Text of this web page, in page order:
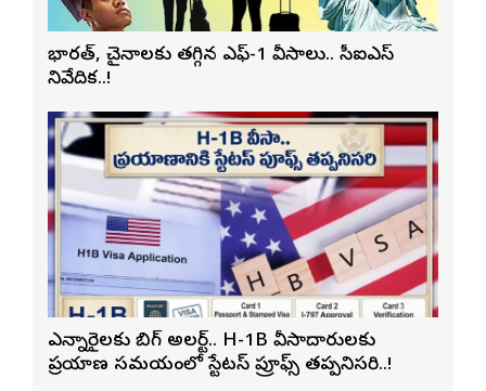
భారత్, చైనాలకు తగ్గిన ఎఫ్-1 వీసాలు.. సీఐఎస్
నివేదిక..!
ఎన్నారైలకు బిగ్ అలర్ట్.. H-1B వీసాదారులకు
ప్రయాణ సమయంలో స్టేటస్ ప్రూఫ్స్ తప్పనిసరి..!